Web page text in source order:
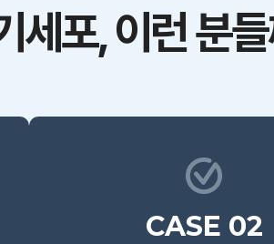
세포,이런 분
CASE 02